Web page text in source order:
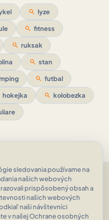
search lyze
search fitness
search ruksak
search stan
search futbal
hokejka search kolobezka
•Opýtajte sa AI
osobných údajov•
sú hodené.“ Alea iacta est.
|
1.8.2
sledovania používame na
našich webových
prispôsobený obsah a
našich webových
naši návštevníci
v našej Ochrane osobných